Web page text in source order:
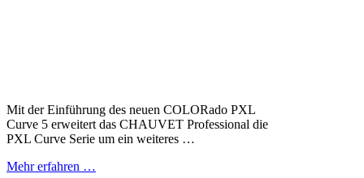
Mit der Einführung des neuen COLORado PXL
Curve 5 erweitert das CHAUVET Professional die
PXL Curve Serie um ein weiteres …
Mehr erfahren …